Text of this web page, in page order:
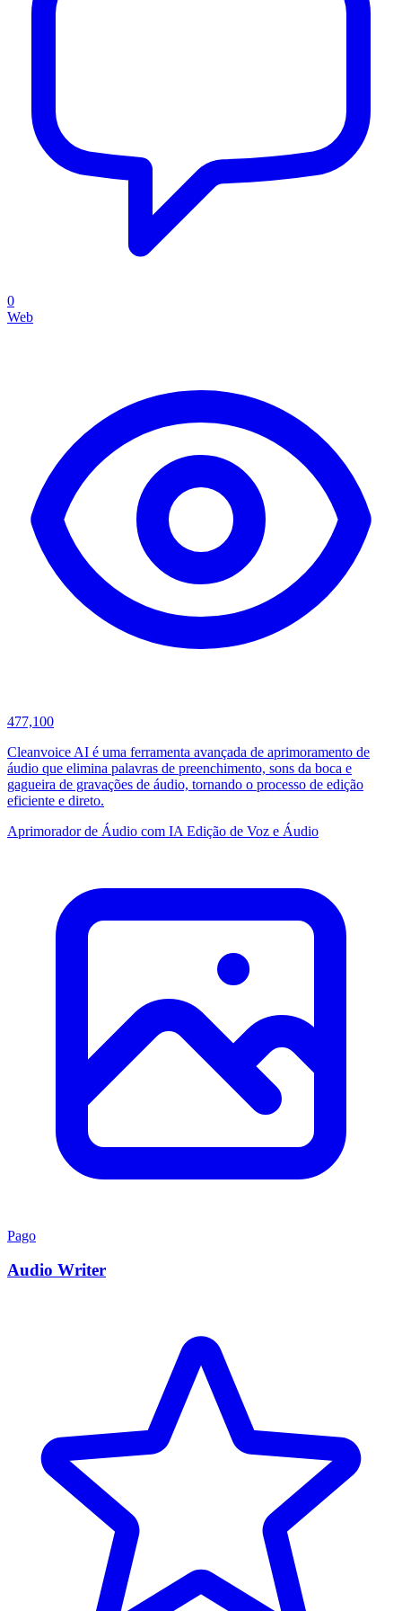
0
Web
477,100
Cleanvoice AI é uma ferramenta avançada de aprimoramento de
áudio que elimina palavras de preenchimento, sons da boca e
gagueira de gravações de áudio, tornando o processo de edição
eficiente e direto.
Aprimorador de Áudio com IA Edição de Voz e Áudio
Pago
Audio Writer